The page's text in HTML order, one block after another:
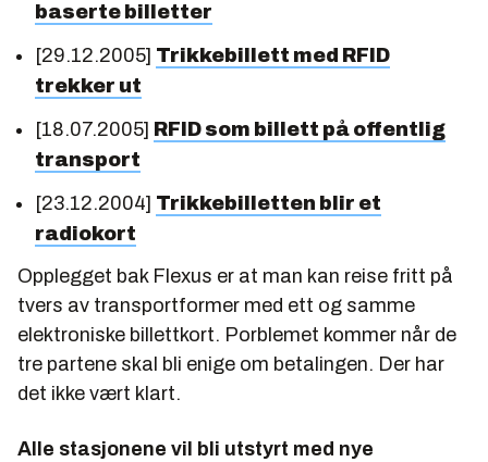
baserte billetter
[29.12.2005] Trikkebillett med RFID
trekker ut
[18.07.2005] RFID som billett på offentlig
transport
[23.12.2004] Trikkebilletten blir et
radiokort
Opplegget bak Flexus er at man kan reise fritt på
tvers av transportformer med ett og samme
elektroniske billettkort. Porblemet kommer når de
tre partene skal bli enige om betalingen. Der har
det ikke vært klart.
Alle stasjonene vil bli utstyrt med nye